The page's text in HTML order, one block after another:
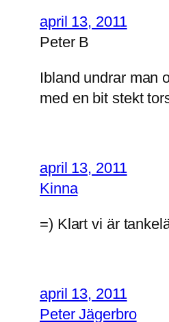
april 13, 2011
Peter B
Ibland undrar man
med en bit stekt
april 13, 2011
Kinna
=) Klart vi är
april 13, 2011
Peter Jägerbro